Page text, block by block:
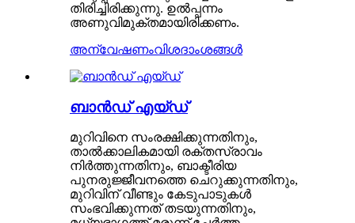
തിരിച്ചിരിക്കുന്നു. ഉൽപ്പന്നം
അണുവിമുക്തമായിരിക്കണം.
അന്വേഷണംവിശദാംശങ്ങൾ
ബാൻഡ് എയ്ഡ്
മുറിവിനെ സംരക്ഷിക്കുന്നതിനും,
താൽക്കാലികമായി രക്തസ്രാവം
നിർത്തുന്നതിനും, ബാക്ടീരിയ
പുനരുജ്ജീവനത്തെ ചെറുക്കുന്നതിനും,
മുറിവിന് വീണ്ടും കേടുപാടുകൾ
സംഭവിക്കുന്നത് തടയുന്നതിനും,